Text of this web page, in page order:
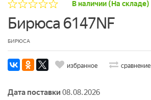
В наличии (На складе)
Бирюса 6147NF
БИРЮСА
избранное сравнение
Дата поставки 08.08.2026